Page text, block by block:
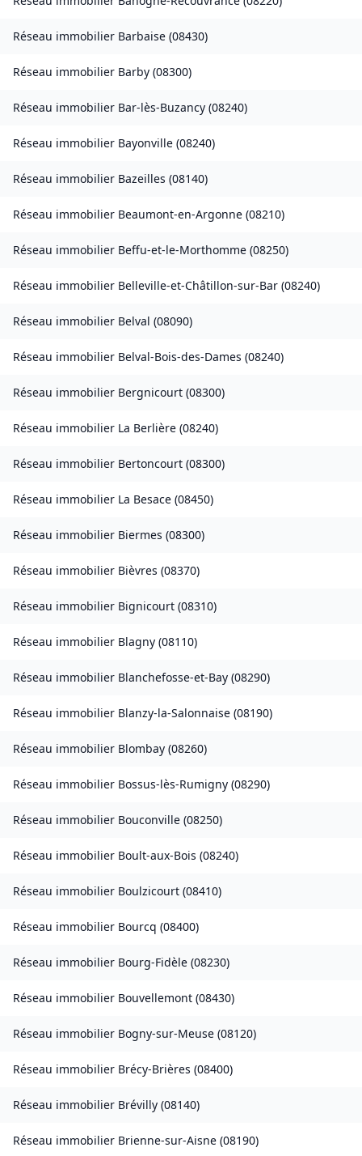
Réseau immobilier Barbaise (08430)
Réseau immobilier Barby (08300)
Réseau immobilier Bar-lès-Buzancy (08240)
Réseau immobilier Bayonville (08240)
Réseau immobilier Bazeilles (08140)
Réseau immobilier Beaumont-en-Argonne (08210)
Réseau immobilier Beffu-et-le-Morthomme (08250)
Réseau immobilier Belleville-et-Châtillon-sur-Bar (08240)
Réseau immobilier Belval (08090)
Réseau immobilier Belval-Bois-des-Dames (08240)
Réseau immobilier Bergnicourt (08300)
Réseau immobilier La Berlière (08240)
Réseau immobilier Bertoncourt (08300)
Réseau immobilier La Besace (08450)
Réseau immobilier Biermes (08300)
Réseau immobilier Bièvres (08370)
Réseau immobilier Bignicourt (08310)
Réseau immobilier Blagny (08110)
Réseau immobilier Blanchefosse-et-Bay (08290)
Réseau immobilier Blanzy-la-Salonnaise (08190)
Réseau immobilier Blombay (08260)
Réseau immobilier Bossus-lès-Rumigny (08290)
Réseau immobilier Bouconville (08250)
Réseau immobilier Boult-aux-Bois (08240)
Réseau immobilier Boulzicourt (08410)
Réseau immobilier Bourcq (08400)
Réseau immobilier Bourg-Fidèle (08230)
Réseau immobilier Bouvellemont (08430)
Réseau immobilier Bogny-sur-Meuse (08120)
Réseau immobilier Brécy-Brières (08400)
Réseau immobilier Brévilly (08140)
Réseau immobilier Brienne-sur-Aisne (08190)